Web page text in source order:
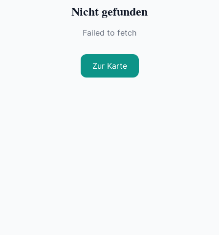
Nicht gefunden
Failed to fetch
Zur Karte